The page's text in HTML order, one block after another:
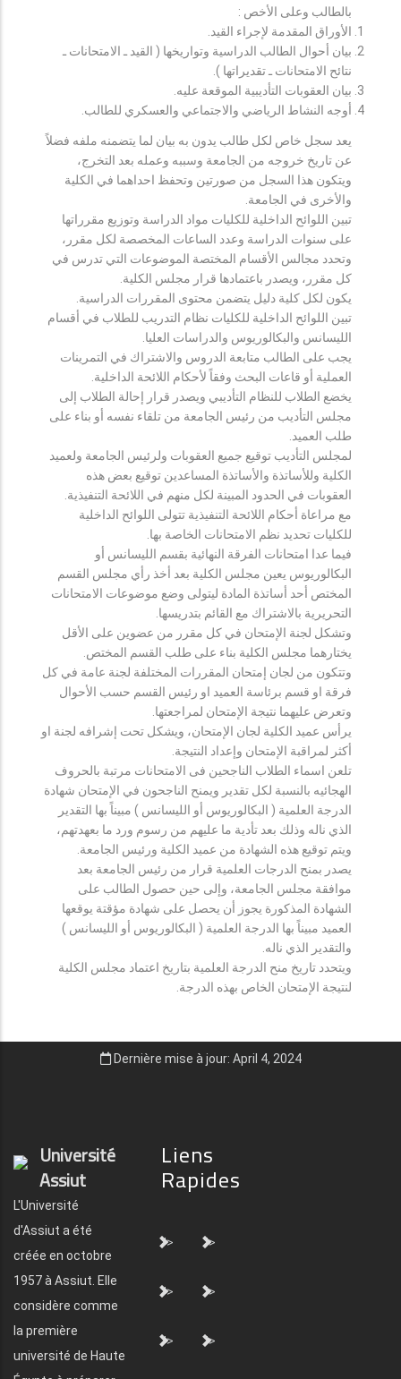
بالطالب وعلى الأخص :
الأوراق المقدمة لإجراء القيد.
بيان أحوال الطالب الدراسية وتواريخها ( القيد ـ الامتحانات ـ
نتائح الامتحانات ـ تقديراتها ).
بيان العقوبات التأديبية الموقعة عليه.
أوجه النشاط الرياضي والاجتماعي والعسكري للطالب.
يعد سجل خاص لكل طالب يدون به بيان لما يتضمنه ملفه فضلاً
عن تاريخ خروجه من الجامعة وسببه وعمله بعد التخرج،
ويتكون هذا السجل من صورتين وتحفظ احداهما في الكلية
والأخرى في الجامعة.
تبين اللوائح الداخلية للكليات مواد الدراسة وتوزيع مقرراتها
على سنوات الدراسة وعدد الساعات المخصصة لكل مقرر،
وتحدد مجالس الأقسام المختصة الموضوعات التي تدرس في
كل مقرر، ويصدر باعتمادها قرار مجلس الكلية.
يكون لكل كلية دليل يتضمن محتوى المقررات الدراسية.
تبين اللوائح الداخلية للكليات نظام التدريب للطلاب في أقسام
الليسانس والبكالوريوس والدراسات العليا.
يجب على الطالب متابعة الدروس والاشتراك في التمرينات
العملية أو قاعات البحث وفقاً لأحكام اللائحة الداخلية.
يخضع الطلاب للنظام التأديبي ويصدر قرار إحالة الطلاب إلى
مجلس التأديب من رئيس الجامعة من تلقاء نفسه أو بناء على
طلب العميد.
لمجلس التأديب توقيع جميع العقوبات ولرئيس الجامعة ولعميد
الكلية وللأساتذة والأساتذة المساعدين توقيع بعض هذه
العقوبات في الحدود المبينة لكل منهم في اللائحة التنفيذية.
مع مراعاة أحكام اللائحة التنفيذية تتولى اللوائح الداخلية
للكليات تحديد نظم الامتحانات الخاصة بها.
فيما عدا امتحانات الفرقة النهائية بقسم الليسانس أو
البكالوريوس يعين مجلس الكلية بعد أخذ رأي مجلس القسم
المختص أحد أساتذة المادة ليتولى وضع موضوعات الامتحانات
التحريرية بالاشتراك مع القائم بتدريسها.
وتشكل لجنة الإمتحان في كل مقرر من عضوين على الأقل
يختارهما مجلس الكلية بناء على طلب القسم المختص.
وتتكون من لجان إمتحان المقررات المختلفة لجنة عامة في كل
فرقة او قسم برئاسة العميد او رئيس القسم حسب الأحوال
وتعرض عليهما نتيجة الإمتحان لمراجعتها.
يرأس عميد الكلية لجان الإمتحان، ويشكل تحت إشرافه لجنة او
أكثر لمراقبة الإمتحان وإعداد النتيجة.
تلعن اسماء الطلاب الناجحين فى الامتحانات مرتبة بالحروف
الهجائيه بالنسبة لكل تقدير ويمنح الناجحون في الإمتحان شهادة
الدرجة العلمية ( البكالوريوس أو الليسانس ) مبيناً بها التقدير
الذي ناله وذلك بعد تأدية ما عليهم من رسوم ورد ما بعهدتهم،
ويتم توقيع هذه الشهادة من عميد الكلية ورئيس الجامعة.
يصدر بمنح الدرجات العلمية قرار من رئيس الجامعة بعد
موافقة مجلس الجامعة، وإلى حين حصول الطالب على
الشهادة المذكورة يجوز أن يحصل على شهادة مؤقتة يوقعها
العميد مبيناً بها الدرجة العلمية ( البكالوريوس أو الليسانس )
والتقدير الذي ناله.
ويتحدد تاريخ منح الدرجة العلمية بتاريخ اعتماد مجلس الكلية
لنتيجة الإمتحان الخاص بهذه الدرجة.
Dernière mise à jour: April 4, 2024
Université
Assiut
L'Université
d'Assiut a été
créée en octobre
1957 à Assiut. Elle
considère comme
la première
université de Haute
Liens
Rapides
"> ">
"> ">
"> ">